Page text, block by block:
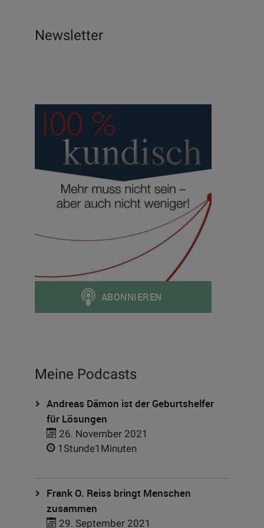
Newsletter
Meine Podcasts
Andreas Dämon ist der Geburtshelfer
für Lösungen
26. November 2021
1Stunde1Minuten
Frank O. Reiss bringt Menschen
zusammen
29. September 2021